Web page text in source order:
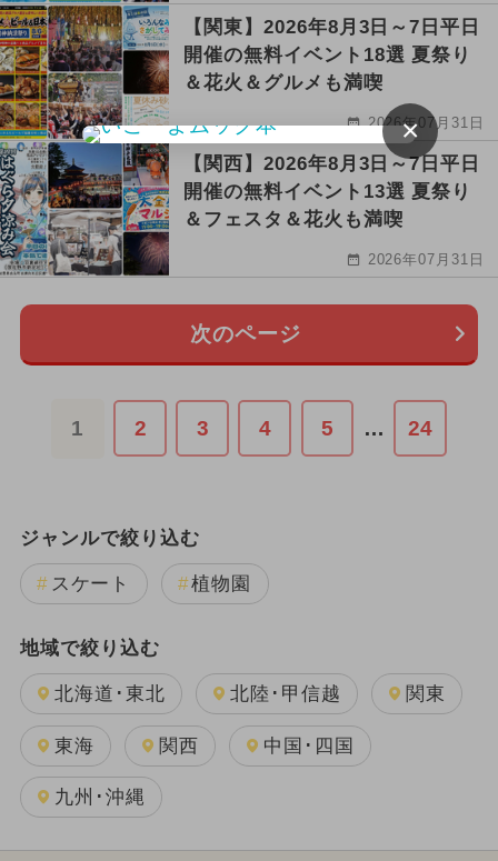
【関東】2026年8月3日～7日平日
開催の無料イベント18選 夏祭り
＆花火＆グルメも満喫
2026年07月31日
【関西】2026年8月3日～7日平日
開催の無料イベント13選 夏祭り
＆フェスタ＆花火も満喫
2026年07月31日
次のページ
1 2 3 4 5 … 24
ジャンルで絞り込む
スケート 植物園
地域で絞り込む
北海道･東北 北陸･甲信越 関東
東海 関西 中国･四国
九州･沖縄
×